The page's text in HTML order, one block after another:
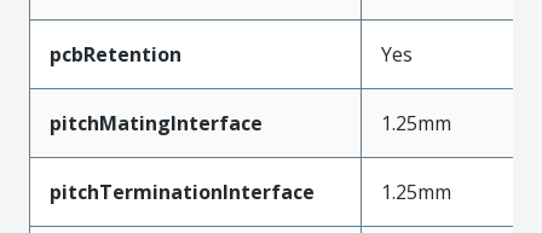
pcbRetention Yes
pitchMatingInterface 1.25mm
pitchTerminationInterface 1.25mm